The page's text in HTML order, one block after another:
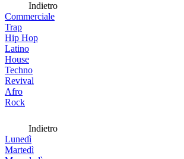
Indietro
Commerciale
Trap
Hip Hop
Latino
House
Techno
Revival
Afro
Rock
Indietro
Lunedì
Martedì